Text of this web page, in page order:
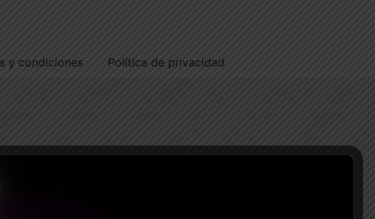
y condiciones Política de privacidad
sin impresión